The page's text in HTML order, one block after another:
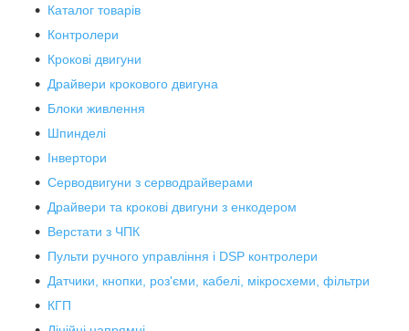
Каталог товарів
Контролери
Крокові двигуни
Драйвери крокового двигуна
Блоки живлення
Шпинделі
Інвертори
Серводвигуни з серводрайверами
Драйвери та крокові двигуни з енкодером
Верстати з ЧПК
Пульти ручного управління і DSP контролери
Датчики, кнопки, роз'єми, кабелі, мікросхеми, фільтри
КГП